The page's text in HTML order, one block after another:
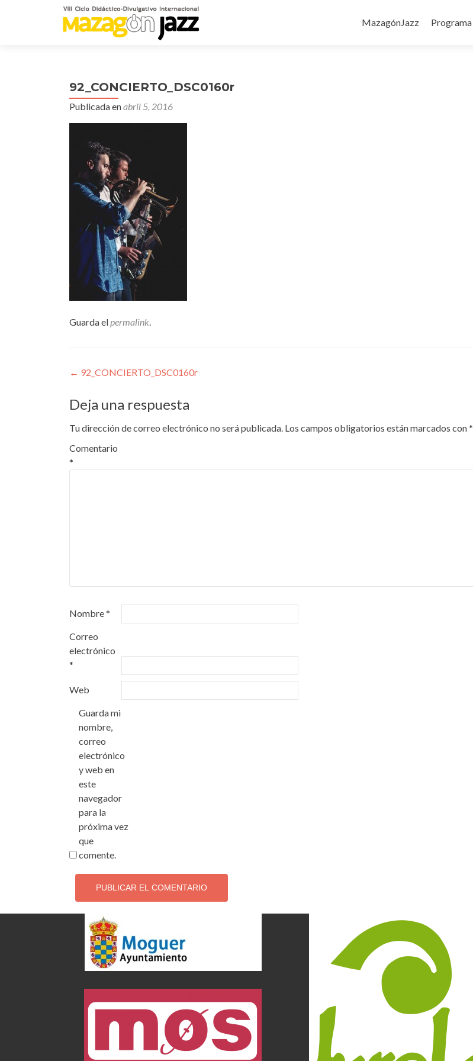
al
MazagónJazz Programa
92_CONCIERTO_DSC0160r
Publicada enabril 5, 2016
Guarda elpermalink.
Navegación
de
entradas
← 92_CONCIERTO_DSC0160r
Deja una respuesta
Tu dirección de correo electrónico no será publicada. Los campos obligatorios están marcados con*
Comentario
*
Nombre*
Correo
electrónico
*
Web
Guarda mi
nombre,
correo
electrónico
y web en
este
navegador
para la
próxima vez
que
comente.